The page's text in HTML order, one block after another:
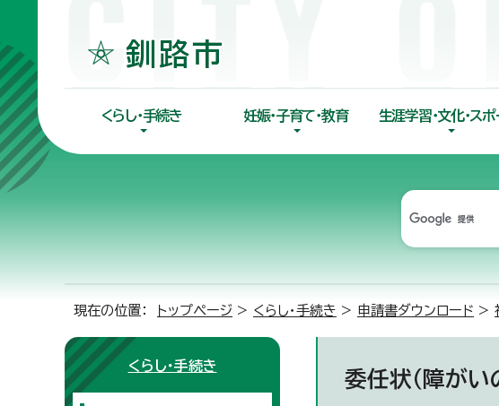
くらし・手続き 妊娠・子育て・教育 生涯学習・文化・スポ
現在の位置： トップページ > くらし・手続き > 申請書ダウンロード >
委任状（障がい
くらし・手続き